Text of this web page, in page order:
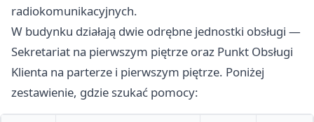
radiokomunikacyjnych.
W budynku działają dwie odrębne jednostki obsługi —
Sekretariat na pierwszym piętrze oraz Punkt Obsługi
Klienta na parterze i pierwszym piętrze. Poniżej
zestawienie, gdzie szukać pomocy: